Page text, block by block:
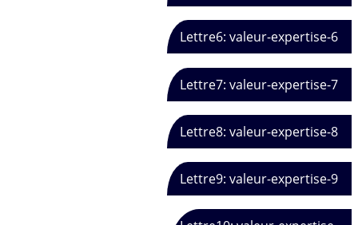
Lettre6: valeur-expertise-6
Lettre7: valeur-expertise-7
Lettre8: valeur-expertise-8
Lettre9: valeur-expertise-9